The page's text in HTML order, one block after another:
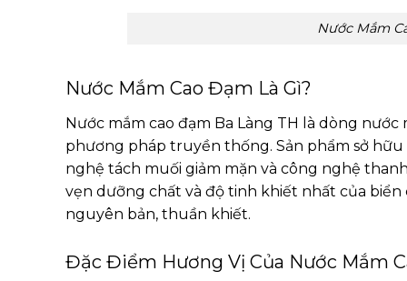
Nước Mắm
Nước Mắm Cao Đạm Là Gì?
Nước mắm cao đạm Ba Làng TH là dòng
phương pháp truyền thống. Sản phẩm sở
nghệ tách muối giảm mặn và công nghệ
vẹn dưỡng chất và độ tinh khiết nhất của
nguyên bản, thuần khiết.
Đặc Điểm Hương Vị Của Nước Mắm